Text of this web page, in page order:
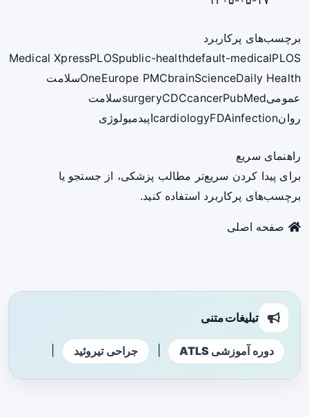
برچسب‌های پرکاربرد
Medical XpressPLOSpublic-healthdefault-medicalPLOS
OneEurope PMCbrainScienceDaily Health
سلامت
عمومی
surgeryCDCcancerPubMed
سلامت
روان
cardiologyFDAinfection اپیدمیولوژی
راهنمای سریع
برای پیدا کردن سریع‌تر مطالب پزشکی، از جستجو یا
برچسب‌های پرکاربرد استفاده کنید.
صفحه اصلی
تبلیغات متنی
دوره آموزشی ATLS جراحی تیروئید